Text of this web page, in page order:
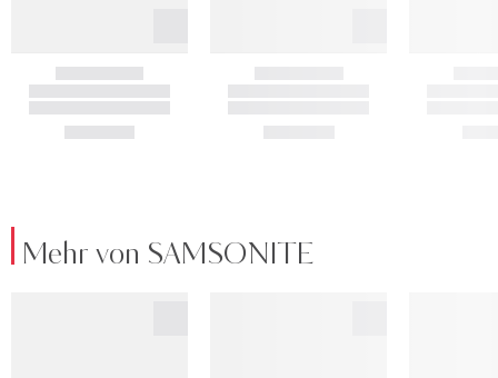
Mehr von SAMSONITE